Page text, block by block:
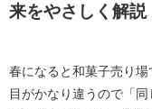
来をやさしく解説
春になると和菓子売り
目がかなり違うので「